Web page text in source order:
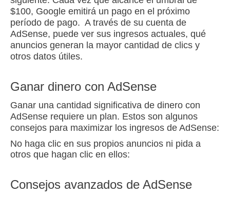
$100, Google emitirá un pago en el próximo
período de pago. A través de su cuenta de
AdSense, puede ver sus ingresos actuales, qué
anuncios generan la mayor cantidad de clics y
otros datos útiles.
Ganar dinero con AdSense
Ganar una cantidad significativa de dinero con
AdSense requiere un plan. Estos son algunos
consejos para maximizar los ingresos de AdSense:
No haga clic en sus propios anuncios ni pida a
otros que hagan clic en ellos:
Consejos avanzados de AdSense